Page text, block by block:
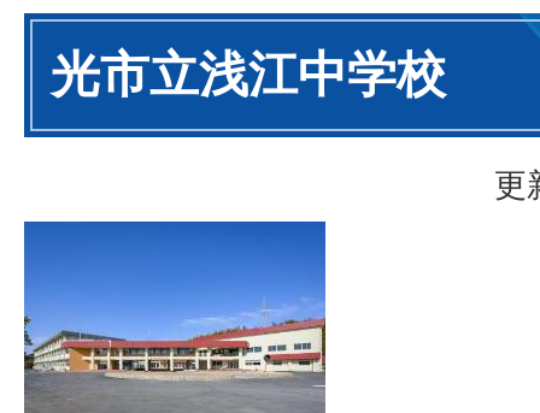
光市立浅江中学校
更